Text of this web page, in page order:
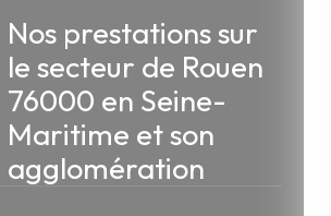
Nos prestations sur
le secteur de Rouen
76000 en Seine-
Maritime et son
agglomération